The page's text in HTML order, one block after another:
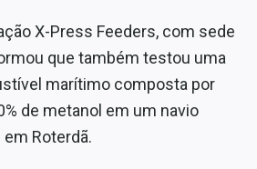
X-Press Feeders, com sede
que também testou uma
marítimo composta por
de metanol em um navio
Roterdã.